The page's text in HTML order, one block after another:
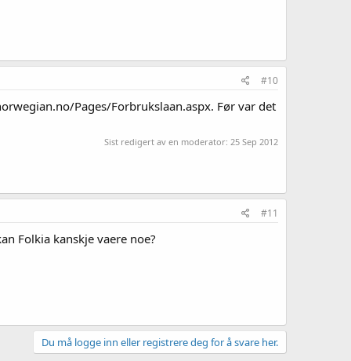
#10
Pages/Forbrukslaan.aspx. Før var det
Sist redigert av en moderator: 25 Sep 2012
#11
Folkia kanskje vaere noe?
Du må logge inn eller registrere deg for å svare her.